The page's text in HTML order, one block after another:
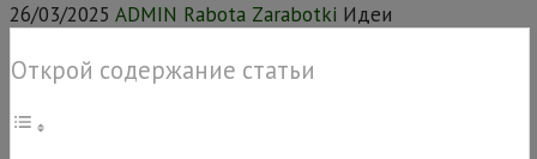
26/03/2025 ADMIN Rabota Zarabotki Идеи
Открой содержание статьи